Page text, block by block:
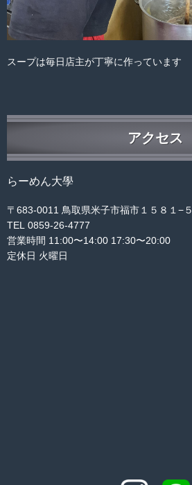
スープは毎日店主が丁寧に作っています
アクセス
らーめん大學
〒683-0011 鳥取県米子市福市１５８１−５
TEL 0859-26-4777
営業時間 11:00〜14:00 17:30〜20:00
定休日 火曜日